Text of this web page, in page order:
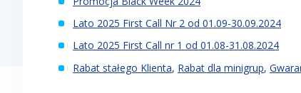
Lato 2025 First Call Nr 2 od 01.09-30.09.2024
Lato 2025 First Call nr 1 od 01.08-31.08.2024
Rabat stałego Klienta, Rabat dla minigrup,